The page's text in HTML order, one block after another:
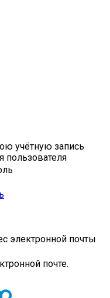
учётную запись
пользователя
электронной почты
почте.